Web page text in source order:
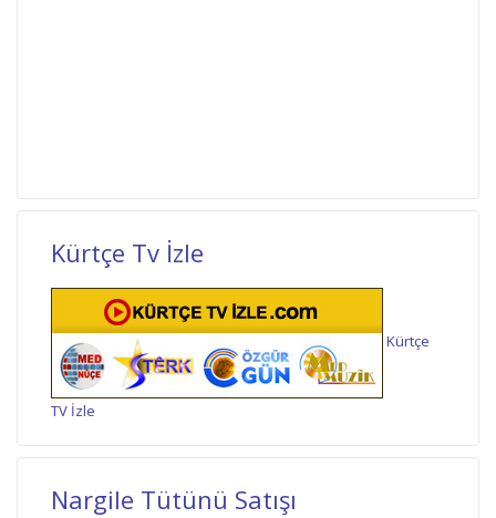
Kürtçe Tv İzle
Kürtçe
TV İzle
Nargile Tütünü Satışı